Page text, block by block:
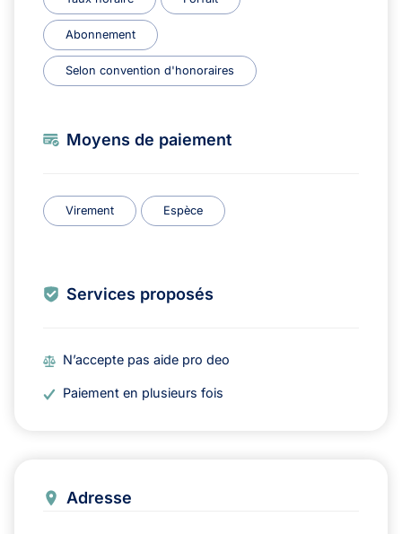
Abonnement
Selon convention d'honoraires
Moyens de paiement
Virement Espèce
Services proposés
N’accepte pas aide pro deo
Paiement en plusieurs fois
Adresse